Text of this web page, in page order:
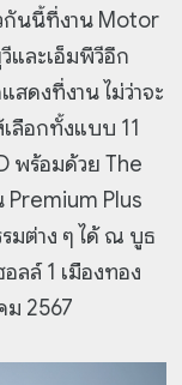
กันนี้ที่งาน Motor
และเอ็มพีวีอีก
ดงที่งาน ไม่ว่าจะ
ลือกทั้งแบบ 11
พร้อมด้วย The
Premium Plus
มต่าง ๆ ได้ ณ บูธ
ลล์ 1 เมืองทอง
ม 2567